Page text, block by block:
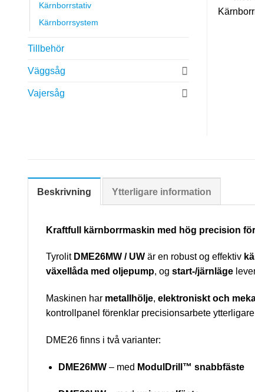
Kärnborrstativ
Kärnborrsystem
Tillbehör
Väggsåg
Vajersåg
Beskrivning Ytterligare information
Kraftfull kärnborrmaskin med hög precision
Tyrolit DME26MW / UW är en robust og effektiv
växellåda med oljepump, og start-/järnläge
Maskinen har metallhölje, elektroniskt och
kontrollpanel förenklar precisionsarbete
DME26 finns i två varianter:
DME26MW– med ModulDrill™ snabbfäste